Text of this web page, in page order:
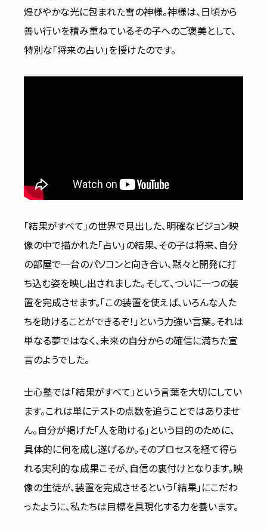
煌びやかな光に包まれた雪の神様。神様は、日頃から
善い行いを積み重ねているその子へのご褒美として、
特別な「将来の占い」を授けたのです。
「結果がすべて」の世界で見出した、明確なビジョン映
像の中で描かれた「占い」の結果、その子は将来、自分
の部屋で一台のパソコンと向き合い、黙々と開発に打
ち込む姿を映し出されました。そして、ついに一つの装
置を完成させます。「この装置を使えば、いろんな人た
ちを助けることができるぞ！」という力強い言葉。それは
単なる夢ではなく、未来の自分からの確信に満ちた宣
言のようでした。
士心塾では「結果がすべて」という言葉を大切にしてい
ます。これは単にテストの点数を追うことではありませ
ん。自分が掲げた「人を助ける」という目的のために、
具体的に何を成し遂げるか。そのプロセスを経て得ら
れる実利的な成果こそが、自信の裏付けとなります。映
像の生徒が、装置を完成させるという「結果」にこだわ
ったように、私たちは目標を具現化する力を養います。